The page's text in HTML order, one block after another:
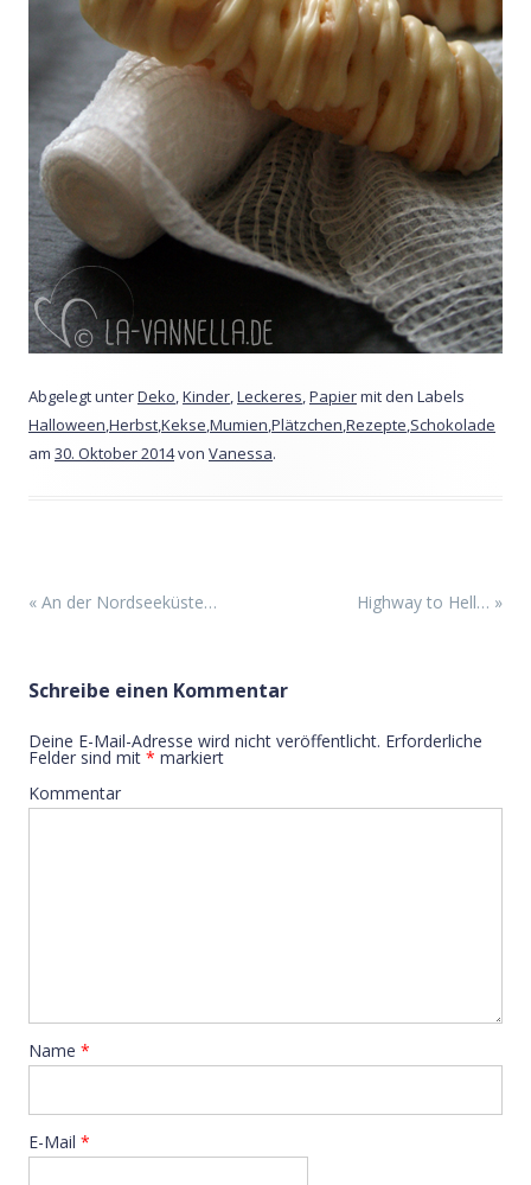
Abgelegt unterDeko,Kinder,Leckeres,Papiermit den Labels
Halloween,Herbst,Kekse,Mumien,Plätzchen,Rezepte,Schokolade
am 30. Oktober 2014von Vanessa.
Beitrags-Navigation
« An der Nordseeküste… Highway to Hell… »
Schreibe einen Kommentar
Deine E-Mail-Adresse wird nicht veröffentlicht. Erforderliche
Felder sind mit * markiert
Kommentar
Name *
E-Mail *